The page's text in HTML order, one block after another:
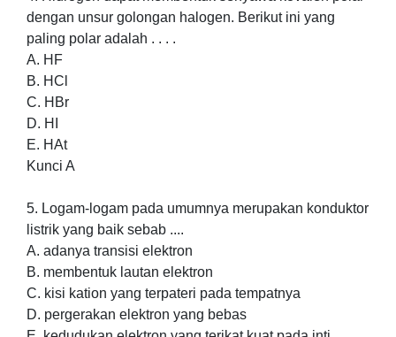
dengan unsur golongan halogen. Berikut ini yang
paling polar adalah . . . .
A. HF
B. HCl
C. HBr
D. HI
E. HAt
Kunci A
5. Logam-logam pada umumnya merupakan konduktor
listrik yang baik sebab ....
A. adanya transisi elektron
B. membentuk lautan elektron
C. kisi kation yang terpateri pada tempatnya
D. pergerakan elektron yang bebas